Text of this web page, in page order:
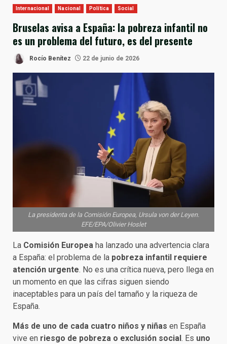
Internacional Nacional Política Social
Bruselas avisa a España: la pobreza infantil no
es un problema del futuro, es del presente
Rocío Benítez 22 de junio de 2026
La presidenta de la Comisión Europea, Ursula von der Leyen.
EFE/EPA/Olivier Hoslet
La Comisión Europea ha lanzado una advertencia clara
a España: el problema de la pobreza infantil requiere
atención urgente. No es una crítica nueva, pero llega en
un momento en que las cifras siguen siendo
inaceptables para un país del tamaño y la riqueza de
España.
Más de uno de cada cuatro niños y niñas en España
vive en riesgo de pobreza o exclusión social . Es uno